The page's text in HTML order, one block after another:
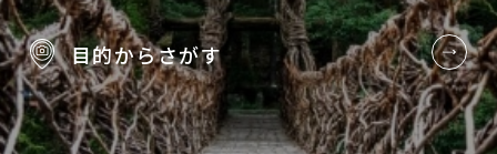
目的からさがす